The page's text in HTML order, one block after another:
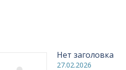
Нет заголовка
27.02.2026